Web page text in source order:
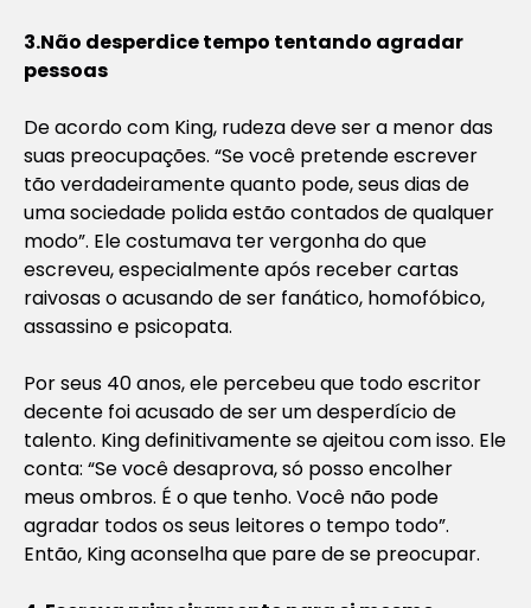
3.Não desperdice tempo tentando agradar
pessoas
De acordo com King, rudeza deve ser a menor das
suas preocupações. “Se você pretende escrever
tão verdadeiramente quanto pode, seus dias de
uma sociedade polida estão contados de qualquer
modo”. Ele costumava ter vergonha do que
escreveu, especialmente após receber cartas
raivosas o acusando de ser fanático, homofóbico,
assassino e psicopata.
Por seus 40 anos, ele percebeu que todo escritor
decente foi acusado de ser um desperdício de
talento. King definitivamente se ajeitou com isso. Ele
conta: “Se você desaprova, só posso encolher
meus ombros. É o que tenho. Você não pode
agradar todos os seus leitores o tempo todo”.
Então, King aconselha que pare de se preocupar.